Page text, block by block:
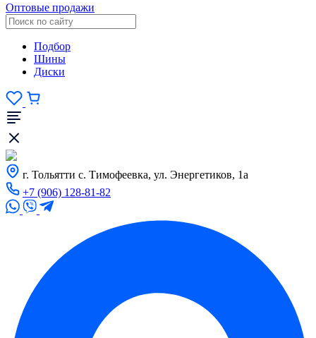
Оптовые продажи
Подбор
Шины
Диски
г. Тольятти с. Тимофеевка, ул. Энергетиков, 1а
+7 (906) 128-81-82